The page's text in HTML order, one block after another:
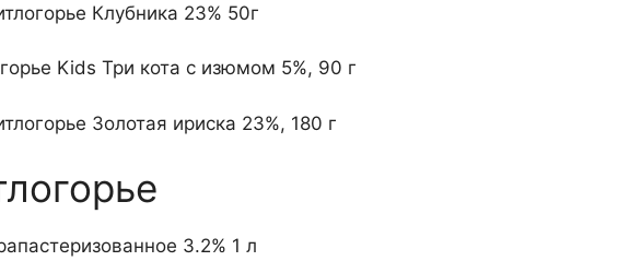
Клубника 23% 50г
Kids Три кота с изюмом 5%, 90 г
Золотая ириска 23%, 180 г
3.2% 1 л